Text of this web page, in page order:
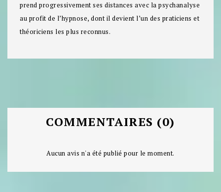
prend progressivement ses distances avec la psychanalyse
au profit de l’hypnose, dont il devient l’un des praticiens et
théoriciens les plus reconnus.
COMMENTAIRES (0)
Aucun avis n'a été publié pour le moment.